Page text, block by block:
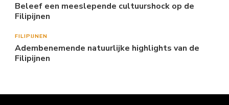
Beleef een meeslepende cultuurshock op de
Filipijnen
FILIPIJNEN
Adembenemende natuurlijke highlights van de
Filipijnen